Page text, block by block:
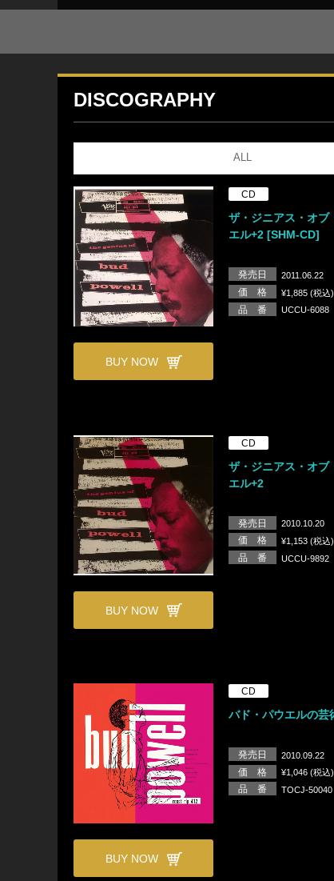
DISCOGRAPHY
ALL
BUY NOW
CD
ザ・ジニアス・オブ
エル+2 [SHM-CD]
発売日 2011.06.22
価 格 ¥1,885 (税込)
品 番 UCCU-6088
BUY NOW
CD
ザ・ジニアス・オブ
エル+2
発売日 2010.10.20
価 格 ¥1,153 (税込)
品 番 UCCU-9892
BUY NOW
CD
バド・パウエルの芸
発売日 2010.09.22
価 格 ¥1,046 (税込)
品 番 TOCJ-50040